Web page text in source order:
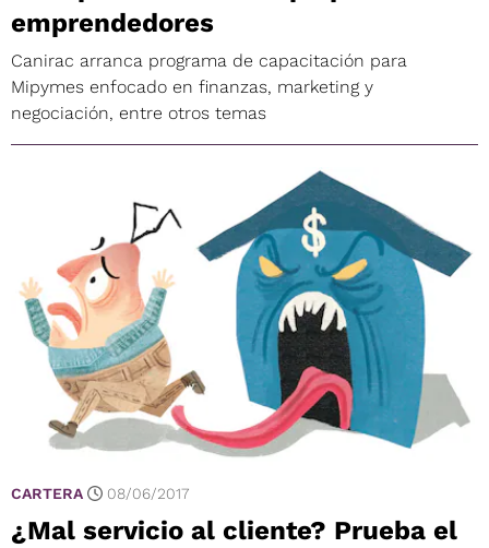
emprendedores
Canirac arranca programa de capacitación para
Mipymes enfocado en finanzas, marketing y
negociación, entre otros temas
CARTERA 08/06/2017
¿Mal servicio al cliente? Prueba el